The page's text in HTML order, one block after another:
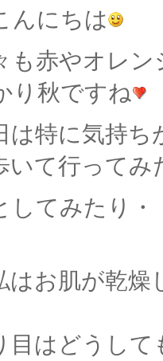
んにちは
も赤やオレ
り秋ですね
は特に気持ち
いて行ってみ
してみたり
はお肌が乾燥
目はどうし